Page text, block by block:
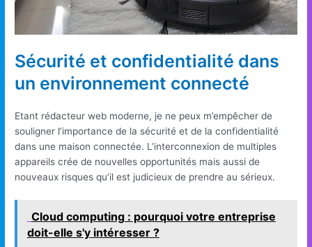
Sécurité et confidentialité dans
un environnement connecté
Etant rédacteur web moderne, je ne peux m’empêcher de
souligner l’importance de la sécurité et de la confidentialité
dans une maison connectée. L’interconnexion de multiples
appareils crée de nouvelles opportunités mais aussi de
nouveaux risques qu’il est judicieux de prendre au sérieux.
Cloud computing : pourquoi votre entreprise
doit-elle s'y intéresser ?